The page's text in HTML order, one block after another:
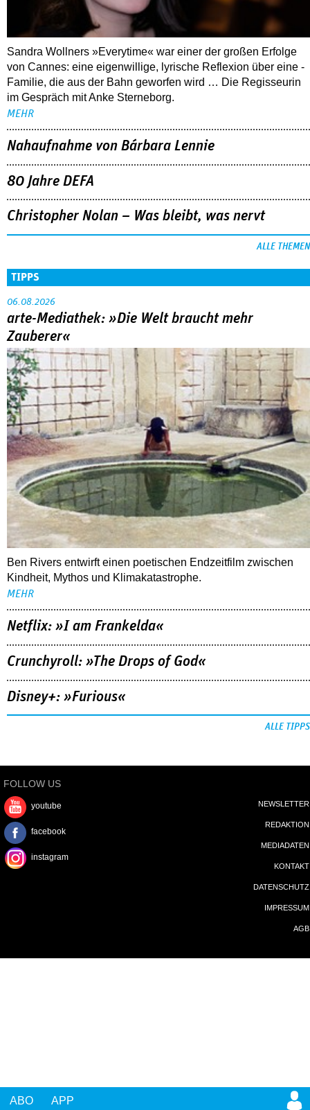
ABO APP
Nahaufnahme von Bárbara Lennie
80 Jahre DEFA
Christopher Nolan – Was bleibt, was nervt
TIPPS
06.08.2026
arte-Mediathek: »Die Welt braucht mehr
Zauberer«
Ben Rivers entwirft einen poetischen Endzeitfilm zwischen
Kindheit, Mythos und Klimakatastrophe.
MEHR
Netflix: »I am Frankelda«
Crunchyroll: »The Drops of God«
Disney+: »Furious«
FOLLOW US
youtube
REDAKTION
IMPRESSUM
AGB